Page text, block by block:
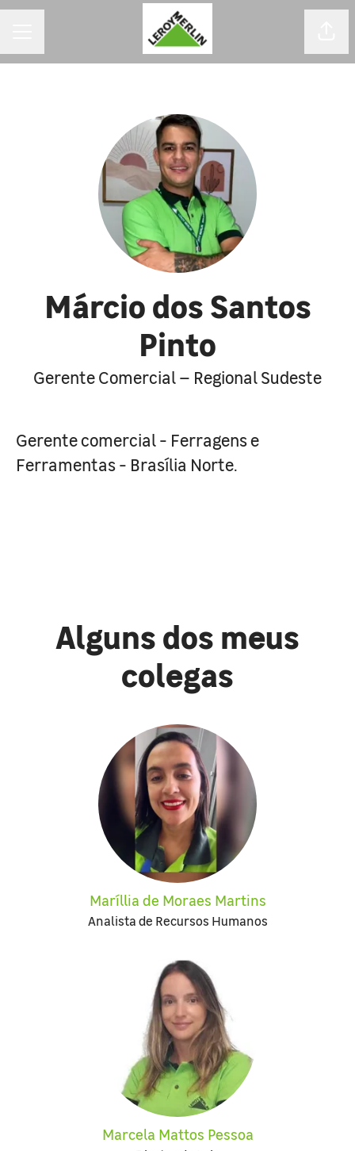
Márcio dos Santos
Pinto
Gerente Comercial – Regional Sudeste
Gerente comercial - Ferragens e
Ferramentas - Brasília Norte.
Alguns dos meus
colegas
Maríllia de Moraes Martins
Analista de Recursos Humanos
Marcela Mattos Pessoa